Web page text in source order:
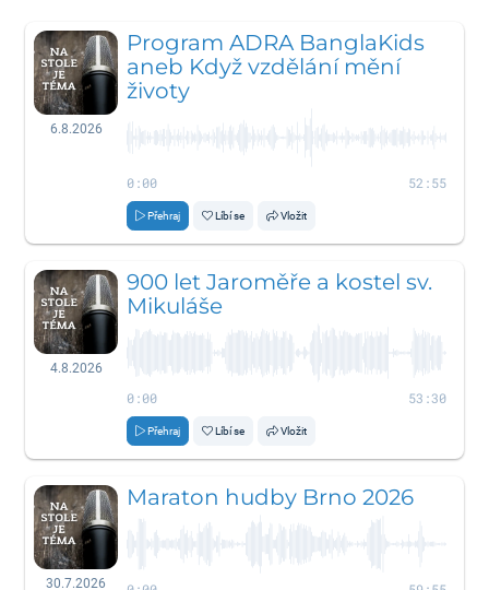
6.8.2026
Program ADRA BanglaKids
aneb Když vzdělání mění
životy
0:00 52:55
Přehraj Líbí se Vložit
4.8.2026
900 let Jaroměře a kostel sv.
Mikuláše
0:00 53:30
Přehraj Líbí se Vložit
30.7.2026
Maraton hudby Brno 2026